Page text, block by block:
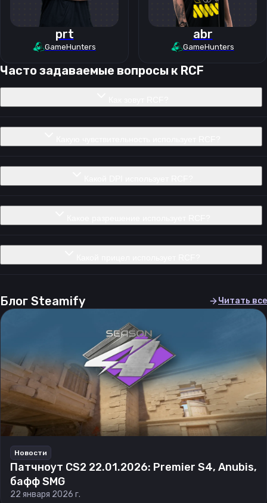
prt
GameHunters
abr
GameHunters
Часто задаваемые вопросы к RCF
Блог Steamify Читать все
Новости
Патчноут CS2 22.01.2026: Premier S4, Anubis,
бафф SMG
22 января 2026 г.